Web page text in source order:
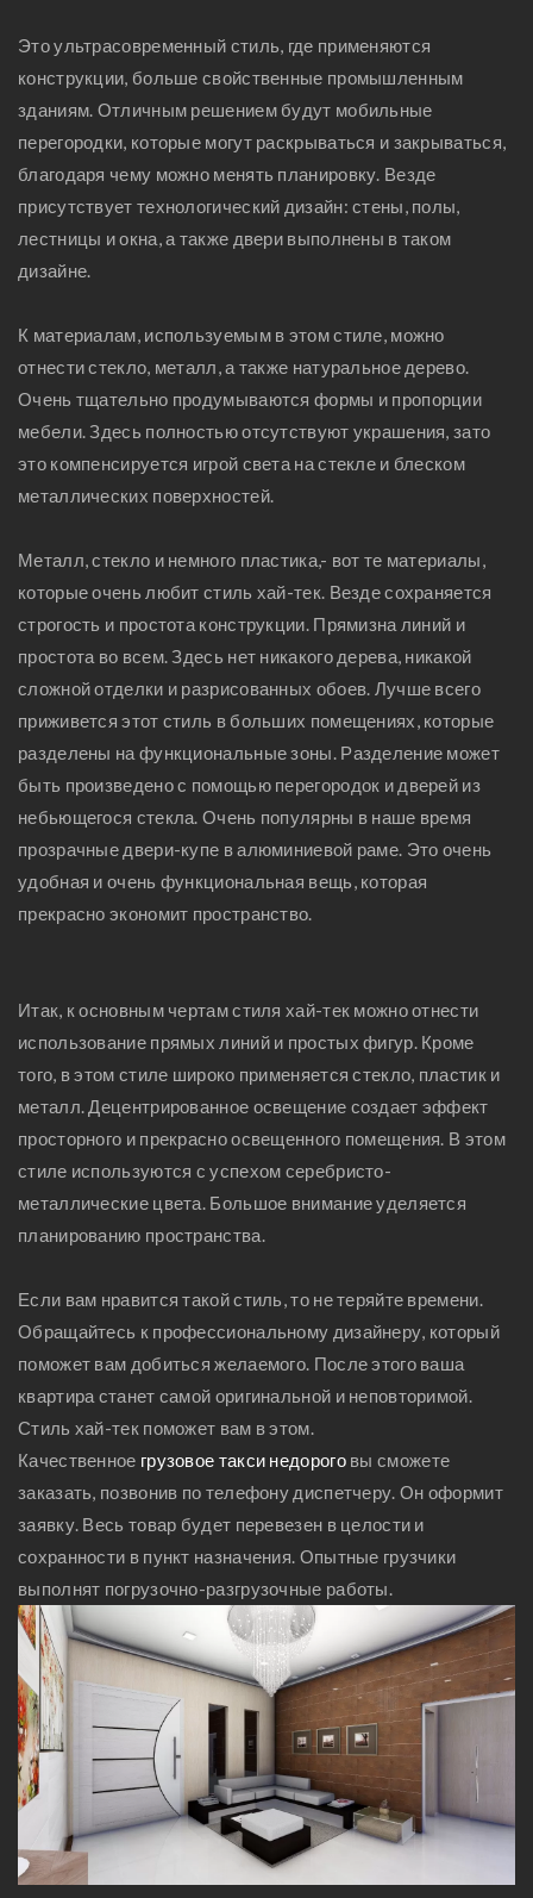
Это ультрасовременный стиль, где применяются
конструкции, больше свойственные промышленным
зданиям. Отличным решением будут мобильные
перегородки, которые могут раскрываться и закрываться,
благодаря чему можно менять планировку. Везде
присутствует технологический дизайн: стены, полы,
лестницы и окна, а также двери выполнены в таком
дизайне.
К материалам, используемым в этом стиле, можно
отнести стекло, металл, а также натуральное дерево.
Очень тщательно продумываются формы и пропорции
мебели. Здесь полностью отсутствуют украшения, зато
это компенсируется игрой света на стекле и блеском
металлических поверхностей.
Металл, стекло и немного пластика,- вот те материалы,
которые очень любит стиль хай-тек. Везде сохраняется
строгость и простота конструкции. Прямизна линий и
простота во всем. Здесь нет никакого дерева, никакой
сложной отделки и разрисованных обоев. Лучше всего
приживется этот стиль в больших помещениях, которые
разделены на функциональные зоны. Разделение может
быть произведено с помощью перегородок и дверей из
небьющегося стекла. Очень популярны в наше время
прозрачные двери-купе в алюминиевой раме. Это очень
удобная и очень функциональная вещь, которая
прекрасно экономит пространство.
Итак, к основным чертам стиля хай-тек можно отнести
использование прямых линий и простых фигур. Кроме
того, в этом стиле широко применяется стекло, пластик и
металл. Децентрированное освещение создает эффект
просторного и прекрасно освещенного помещения. В этом
стиле используются с успехом серебристо-
металлические цвета. Большое внимание уделяется
планированию пространства.
Если вам нравится такой стиль, то не теряйте времени.
Обращайтесь к профессиональному дизайнеру, который
поможет вам добиться желаемого. После этого ваша
квартира станет самой оригинальной и неповторимой.
Стиль хай-тек поможет вам в этом.
Качественное грузовое такси недороговы сможете
заказать, позвонив по телефону диспетчеру. Он оформит
заявку. Весь товар будет перевезен в целости и
сохранности в пункт назначения. Опытные грузчики
выполнят погрузочно-разгрузочные работы.